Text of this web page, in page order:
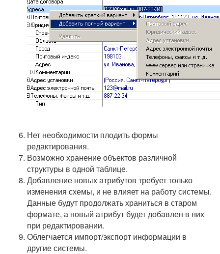
Нет необходимости плодить формы
редактирования.
Возможно хранение объектов различной
структуры в одной таблице.
Добавление новых атрибутов требует только
изменения схемы, и не влияет на работу системы.
Данные будут продолжать храниться в старом
формате, а новый атрибут будет добавлен в них
при редактировании.
Облегчается импорт/экспорт информации в
другие системы.